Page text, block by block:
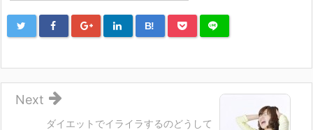
B!
ダイエットでイライラするのどうして
Next